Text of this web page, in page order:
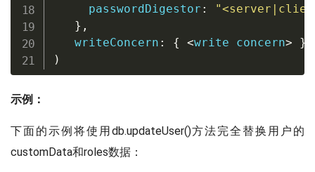
     passwordDigestor
:
} ,
   writeConcern
: { <write concern>
}
)
示例：
下面的示例将使用db.updateUser()方法完全替换用户的
customData和roles数据：